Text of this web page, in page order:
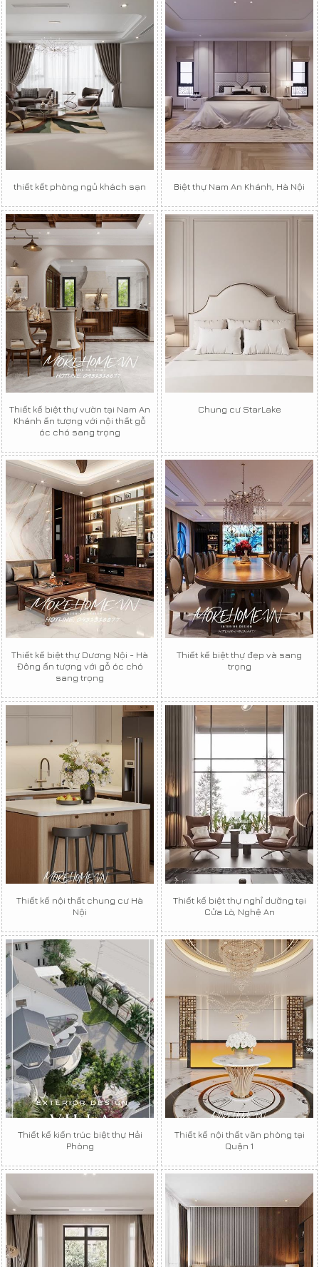
thiết kết phòng ngủ khách sạn Biệt thự Nam An Khánh, Hà Nội
Thiết kế biệt thự vườn tại Nam An
Khánh ấn tượng với nội thất gỗ
óc chó sang trọng
Chung cư StarLake
Thiết kế biệt thự Dương Nội - Hà
Đông ấn tượng với gỗ óc chó
sang trọng
Thiết kế biệt thự đẹp và sang
trọng
Thiết kế nội thất chung cư Hà
Nội
Thiết kế biệt thự nghỉ dưỡng tại
Cửa Lò, Nghệ An
Thiết kế kiến trúc biệt thự Hải
Phòng
Thiết kế nội thất văn phòng tại
Quận 1